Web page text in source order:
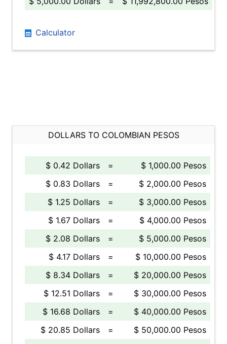
Calculator
DOLLARS TO COLOMBIAN PESOS
$ 0.42 Dollars =
$ 1,000.00 Pesos
$ 0.83 Dollars
=
$ 2,000.00 Pesos
$ 1.25 Dollars
=
$ 3,000.00 Pesos
$ 1.67 Dollars
=
$ 4,000.00 Pesos
$ 2.08 Dollars
=
$ 5,000.00 Pesos
$ 4.17 Dollars
=
$ 10,000.00 Pesos
$ 8.34 Dollars
=
$ 20,000.00 Pesos
$ 12.51 Dollars
=
$ 30,000.00 Pesos
$ 16.68 Dollars
=
$ 40,000.00 Pesos
$ 20.85 Dollars
=
$ 50,000.00 Pesos